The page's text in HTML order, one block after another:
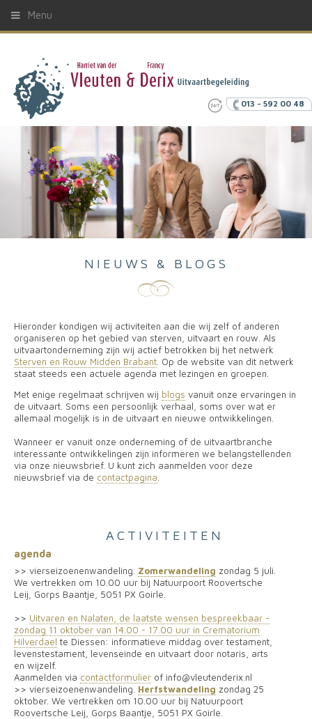
013 - 592 00 48
NIEUWS & BLOGS
Hieronder kondigen wij activiteiten aan die wij zelf of anderen
organiseren op het gebied van sterven, uitvaart en rouw. Als
uitvaartonderneming zijn wij actief betrokken bij het netwerk
Sterven en Rouw Midden Brabant. Op de website van dit netwerk
staat steeds een actuele agenda met lezingen en groepen.
Met enige regelmaat schrijven wij blogs vanuit onze ervaringen in
de uitvaart. Soms een persoonlijk verhaal, soms over wat er
allemaal mogelijk is in de uitvaart en nieuwe ontwikkelingen.
Wanneer er vanuit onze onderneming of de uitvaartbranche
interessante ontwikkelingen zijn informeren we belangstellenden
via onze nieuwsbrief. U kunt zich aanmelden voor deze
nieuwsbrief via de contactpagina.
ACTIVITEITEN
agenda
>> vierseizoenenwandeling. Zomerwandeling zondag 5 juli.
We vertrekken om 10.00 uur bij Natuurpoort Roovertsche
Leij, Gorps Baantje, 5051 PX Goirle.
>> Uitvaren en Nalaten, de laatste wensen bespreekbaar -
zondag 11 oktober van 14.00 - 17.00 uur in Crematorium
Hilverdael te Diessen: informatieve middag over testament,
levenstestament, levenseinde en uitvaart door notaris, arts
en wijzelf.
Aanmelden via contactformulier of info@vleutenderix.nl
>> vierseizoenenwandeling. Herfstwandeling zondag 25
oktober. We vertrekken om 10.00 uur bij Natuurpoort
Roovertsche Leij, Gorps Baantje, 5051 PX Goirle.
Menu